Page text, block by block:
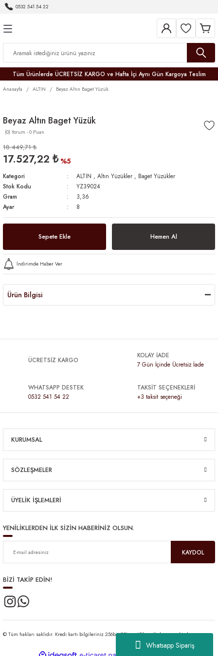
Whatsapp Sipariş
0532 541 54 22
Tüm Ürünlerde ÜCRETSİZ KARGO ve Hafta İçi Aynı Gün Kargoya Teslim
Anasayfa ALTIN Beyaz Altın Baget Yüzük
Beyaz Altın Baget Yüzük
(0) Yorum - 0 Puan
18.449,71 ₺
17.527,22 ₺ %5
Kategori ALTIN , Altın Yüzükler , Baget Yüzükler
Stok Kodu
YZ39024
Gram
3,36
Ayar
8
Sepete Ekle Hemen Al
İndirimde Haber Ver
Ürün Bilgisi
ÜCRETSİZ KARGO
KOLAY İADE
7 Gün İçinde Ücretsiz İade
WHATSAPP DESTEK
0532 541 54 22
TAKSİT SEÇENEKLERİ
+3 taksit seçeneği
KURUMSAL
SÖZLEŞMELER
ÜYELİK İŞLEMLERİ
YENİLİKLERDEN İLK SİZİN HABERİNİZ OLSUN.
KAYDOL
BİZİ TAKİP EDİN!
© Tüm hakları saklıdır. Kredi kartı bilgileriniz 256bit SSL sertifikası ile korunmaktadır.
ideasoft